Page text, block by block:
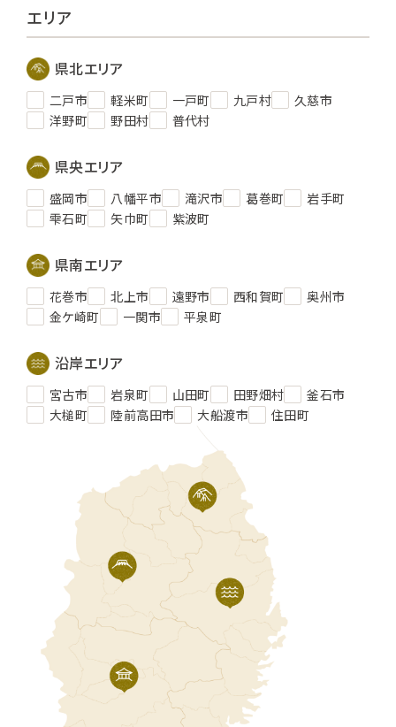
エリア
県北エリア
二戸市 軽米町 一戸町 九戸村
久慈市
洋野町
野田村 普代村
県央エリア
盛岡市 八幡平市 滝沢市 葛巻町
岩手町
雫石町
矢巾町 紫波町
県南エリア
花巻市 北上市 遠野市 西和賀町
奥州市
金ケ崎町
一関市 平泉町
沿岸エリア
宮古市 岩泉町 山田町 田野畑村
釜石市
大槌町
陸前高田市 大船渡市 住田町